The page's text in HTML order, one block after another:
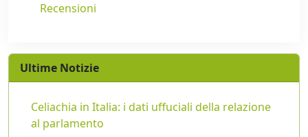
Recensioni
Ultime Notizie
Celiachia in Italia: i dati uffuciali della relazione
al parlamento